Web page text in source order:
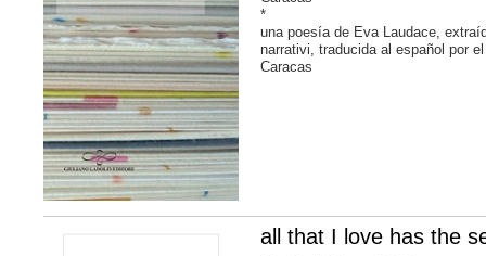
*
una poesía de Eva Laudace ,
narrativi , traducida al español por
Caracas
all that I love has the